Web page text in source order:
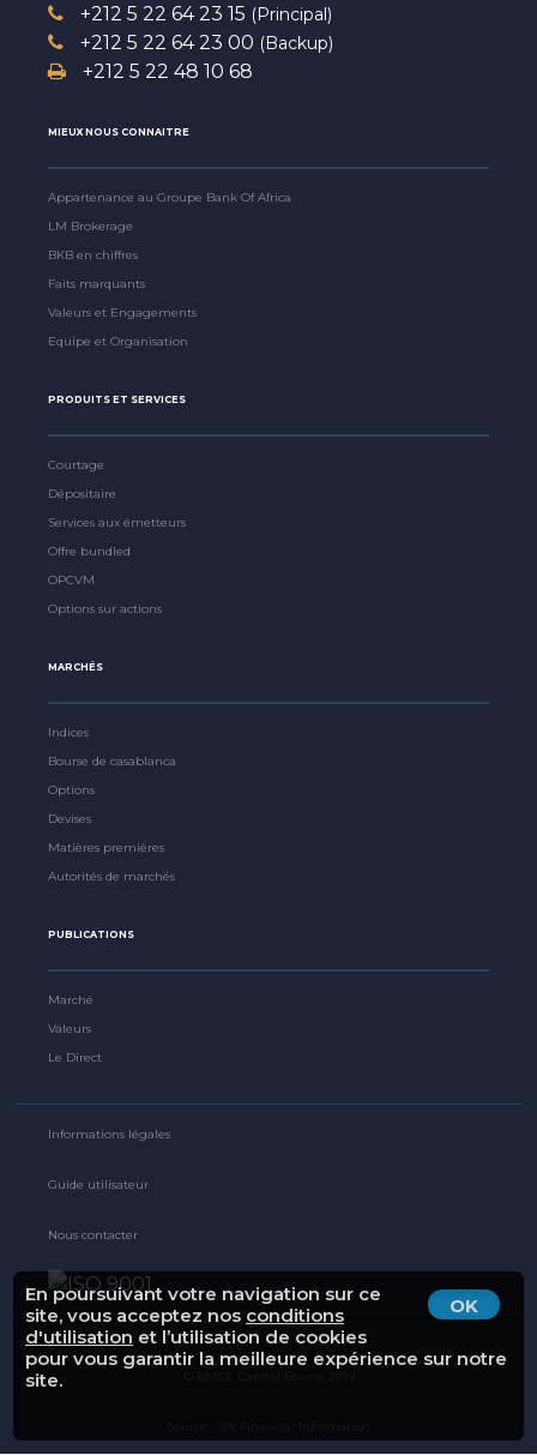
OK
En poursuivant votre navigation sur ce
site, vous acceptez nos conditions
d'utilisation et l’utilisation de cookies
pour vous garantir la meilleure expérience sur notre
site.
+212 5 22 64 23 15 (Principal)
+212 5 22 64 23 00 (Backup)
+212 5 22 48 10 68
MIEUX NOUS CONNAITRE
Appartenance au Groupe Bank Of Africa
LM Brokerage
BKB en chiffres
Faits marquants
Valeurs et Engagements
Equipe et Organisation
PRODUITS ET SERVICES
Courtage
Dépositaire
Services aux émetteurs
Offre bundled
OPCVM
Options sur actions
MARCHÉS
Indices
Bourse de casablanca
Options
Devises
Matières premières
Autorités de marchés
PUBLICATIONS
Marché
Valeurs
Le Direct
Informations légales
Guide utilisateur
Nous contacter